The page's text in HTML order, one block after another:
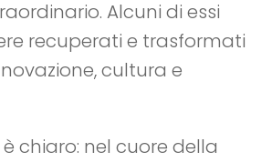
Alcuni di essi
recuperati e trasformati
cultura e
chiaro: nel cuore della